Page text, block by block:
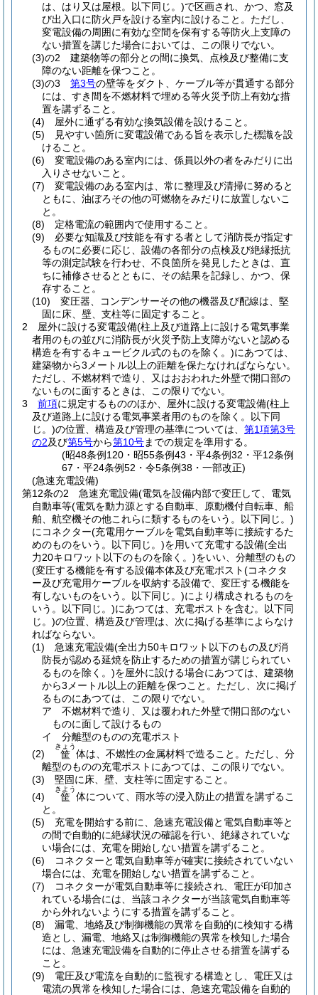
は、はり又は屋根。以下同じ。)で区画され、かつ、窓及
び出入口に防火戸を設ける室内に設けること。 ただし、
変電設備の周囲に有効な空間を保有する等防火上支障の
ない措置を講じた場合においては、この限りでない。
(3)の2
建築物等の部分との間に換気、点検及び整備に支
障のない距離を保つこと。
(3)の3
第3号の壁等をダクト、ケーブル等が貫通する部分
には、すき間を不燃材料で埋める等火災予防上有効な措
置を講ずること。
(4)
屋外に通ずる有効な換気設備を設けること。
(5)
見やすい箇所に変電設備である旨を表示した標識を設
けること。
(6)
変電設備のある室内には、係員以外の者をみだりに出
入りさせないこと。
(7)
変電設備のある室内は、常に整理及び清掃に努めると
ともに、油ぼろその他の可燃物をみだりに放置しないこ
と。
(8)
定格電流の範囲内で使用すること。
(9)
必要な知識及び技能を有する者として消防長が指定す
るものに必要に応じ、設備の各部分の点検及び絶縁抵抗
等の測定試験を行わせ、不良箇所を発見したときは、直
ちに補修させるとともに、その結果を記録し、かつ、保
存すること。
(10)
変圧器、コンデンサーその他の機器及び配線は、堅
固に床、壁、支柱等に固定すること。
2
屋外に設ける変電設備(柱上及び道路上に設ける電気事業
者用のもの並びに消防長が火災予防上支障がないと認める
構造を有するキュービクル式のものを除く。)にあつては、
建築物から3メートル以上の距離を保たなければならない。
ただし、不燃材料で造り、又はおおわれた外壁で開口部の
ないものに面するときは、この限りでない。
3
前項に規定するもののほか、屋外に設ける変電設備(柱上
及び道路上に設ける電気事業者用のものを除く。以下同
じ。)の位置、構造及び管理の基準については、 第1項第3号
の2及び第5号から第10号までの規定を準用する。
(昭48条例120・昭55条例43・平4条例32・平12条例
67・平24条例52・令5条例38・一部改正)
(急速充電設備)
第12条の2
急速充電設備(電気を設備内部で変圧して、電気
自動車等(電気を動力源とする自動車、原動機付自転車、船
舶、航空機その他これらに類するものをいう。以下同じ。)
にコネクター(充電用ケーブルを電気自動車等に接続するた
めのものをいう。以下同じ。)を用いて充電する設備(全出
力20キロワット以下のものを除く。)をいい、分離型のもの
(変圧する機能を有する設備本体及び充電ポスト(コネクタ
ー及び充電用ケーブルを収納する設備で、変圧する機能を
有しないものをいう。以下同じ。)により構成されるものを
いう。以下同じ。)にあつては、充電ポストを含む。以下同
じ。)の位置、構造及び管理は、次に掲げる基準によらなけ
ればならない。
(1)
急速充電設備(全出力50キロワット以下のもの及び消
防長が認める延焼を防止するための措置が講じられてい
るものを除く。)を屋外に設ける場合にあつては、建築物
から3メートル以上の距離を保つこと。 ただし、次に掲げ
るものにあつては、この限りでない。
ア
不燃材料で造り、又は覆われた外壁で開口部のない
ものに面して設けるもの
イ
分離型のものの充電ポスト
(2)
筐
きょう
体は、不燃性の金属材料で造ること。 ただし、分
離型のものの充電ポストにあつては、この限りでない。
(3)
堅固に床、壁、支柱等に固定すること。
(4)
筐
きよう
体について、雨水等の浸入防止の措置を講ずるこ
と。
(5)
充電を開始する前に、急速充電設備と電気自動車等と
の間で自動的に絶縁状況の確認を行い、絶縁されていな
い場合には、充電を開始しない措置を講ずること。
(6)
コネクターと電気自動車等が確実に接続されていない
場合には、充電を開始しない措置を講ずること。
(7)
コネクターが電気自動車等に接続され、電圧が印加さ
れている場合には、当該コネクターが当該電気自動車等
から外れないようにする措置を講ずること。
(8)
漏電、地絡及び制御機能の異常を自動的に検知する構
造とし、漏電、地絡又は制御機能の異常を検知した場合
には、急速充電設備を自動的に停止させる措置を講ずる
こと。
(9)
電圧及び電流を自動的に監視する構造とし、電圧又は
電流の異常を検知した場合には、急速充電設備を自動的